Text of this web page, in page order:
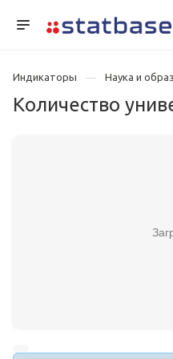
Индикаторы Наука и
Количество